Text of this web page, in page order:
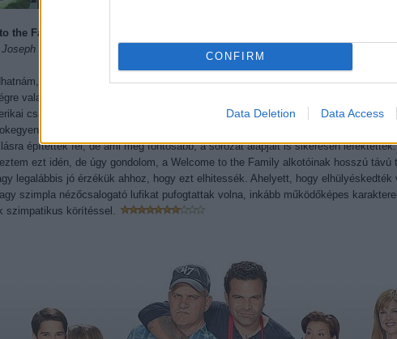
CONFIRM
Data Deletion Data Access
the Family (2013-)
Haro, Ella Rae Peck, Ricardo Chavira, Mike O'Malley
hogy túl sok felhőtlen örömöt hozott volna ez az új sitcom-dömping,
valamit, ami jópofa. Adott egy latino család most érettségizett, jó tanuló fiúval
család most érettségizett, butuska lánnyal. A csavart az adja, hogy lány
más hátterű családnak egységbe kell kovácsolódnia. A poénok többségét
építették fel, de ami még fontosabb, a sorozat alapjait is sikeresen
ezt idén, de úgy gondolom, a Welcome to the Family alkotóinak hosszú távú
legalábbis jó érzékük ahhoz, hogy ezt elhitessék. Ahelyett, hogy elhülyéskedték
szimpla nézőcsalogató lufikat pufogtattak volna, inkább működőképes
szimpatikus körítéssel.